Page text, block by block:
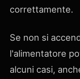
correttamente.
Se non si
l'alimentatore
alcuni casi,